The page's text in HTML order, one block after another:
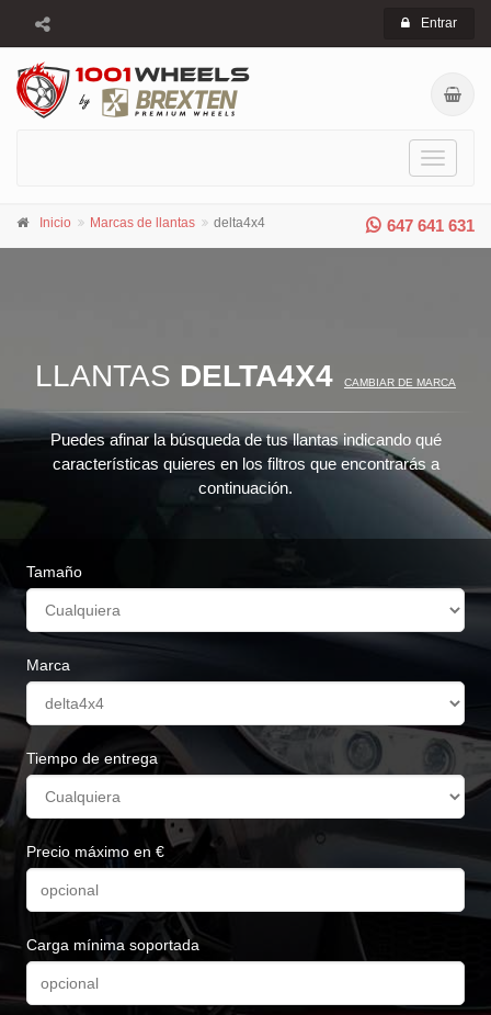
Entrar
Toggle
647 641 631
Inicio Marcas de llantas delta4x4
LLANTAS DELTA4X4 CAMBIAR DE MARCA
Puedes afinar la búsqueda de tus llantas indicando qué
características quieres en los filtros que encontrarás a
continuación.
Tamaño
Marca
Tiempo de entrega
Precio máximo en €
Carga mínima soportada